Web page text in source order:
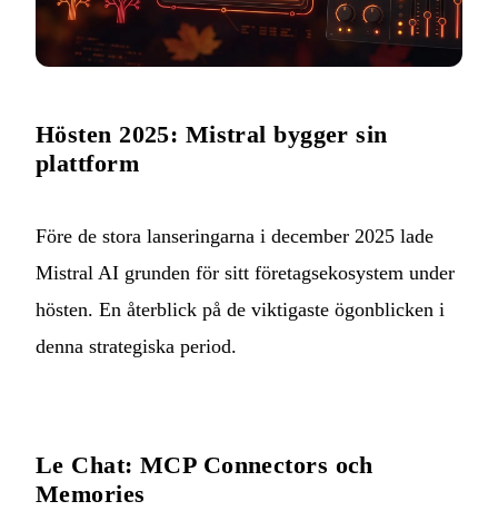
Hösten 2025: Mistral bygger sin
plattform
Före de stora lanseringarna i december 2025 lade
Mistral AI grunden för sitt företagsekosystem under
hösten. En återblick på de viktigaste ögonblicken i
denna strategiska period.
Le Chat: MCP Connectors och
Memories